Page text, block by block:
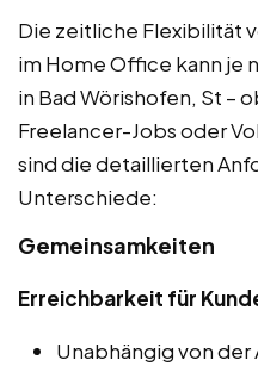
Die zeitliche Flexibilität
im Home Office kann je
in Bad Wörishofen, St –
Freelancer-Jobs oder
sind die detaillierten
Unterschiede:
Gemeinsamkeiten
Erreichbarkeit für
Unabhängig von